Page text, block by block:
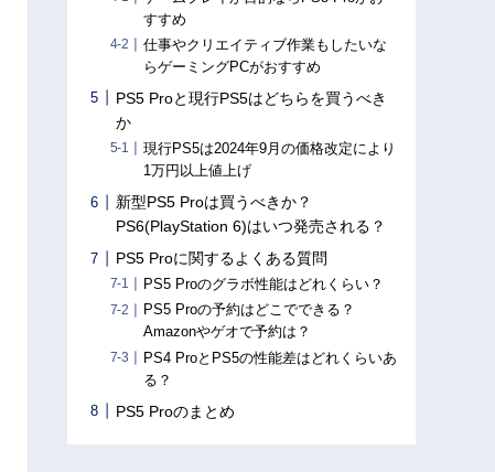
すすめ
仕事やクリエイティブ作業もしたいな
らゲーミングPCがおすすめ
PS5 Proと現行PS5はどちらを買うべき
か
現行PS5は2024年9月の価格改定により
1万円以上値上げ
新型PS5 Proは買うべきか？
PS6(PlayStation 6)はいつ発売される？
PS5 Proに関するよくある質問
PS5 Proのグラボ性能はどれくらい？
PS5 Proの予約はどこでできる？
Amazonやゲオで予約は？
PS4 ProとPS5の性能差はどれくらいあ
る？
PS5 Proのまとめ